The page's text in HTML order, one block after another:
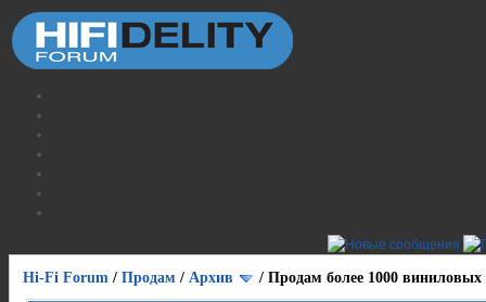
Hi-Fi Forum / Продам / Архив / Продам более 1000 виниловых